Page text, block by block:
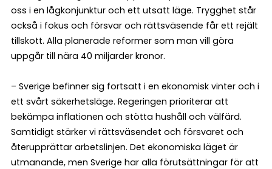
oss i en lågkonjunktur och ett utsatt läge. Trygghet står
också i fokus och försvar och rättsväsende får ett rejält
tillskott. Alla planerade reformer som man vill göra
uppgår till nära 40 miljarder kronor.
– Sverige befinner sig fortsatt i en ekonomisk vinter och i
ett svårt säkerhetsläge. Regeringen prioriterar att
bekämpa inflationen och stötta hushåll och välfärd.
Samtidigt stärker vi rättsväsendet och försvaret och
återupprättar arbetslinjen. Det ekonomiska läget är
utmanande, men Sverige har alla förutsättningar för att